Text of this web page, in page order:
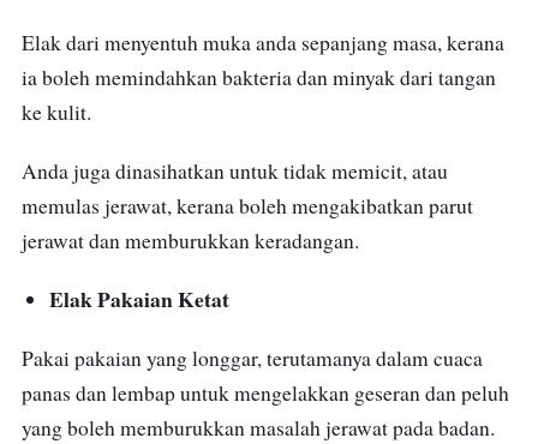
Elak dari menyentuh muka anda sepanjang masa, kerana
ia boleh memindahkan bakteria dan minyak dari tangan
ke kulit.
Anda juga dinasihatkan untuk tidak memicit, atau
memulas jerawat, kerana boleh mengakibatkan parut
jerawat dan memburukkan keradangan.
Elak Pakaian Ketat
Pakai pakaian yang longgar, terutamanya dalam cuaca
panas dan lembap untuk mengelakkan geseran dan peluh
yang boleh memburukkan masalah jerawat pada badan.